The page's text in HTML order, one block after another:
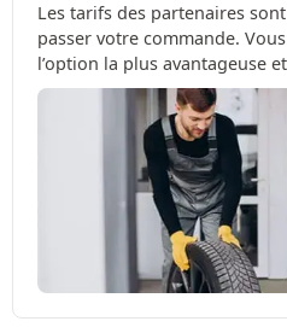
Les tarifs des partenaires
passer votre commande.
l’option la plus avantageuse